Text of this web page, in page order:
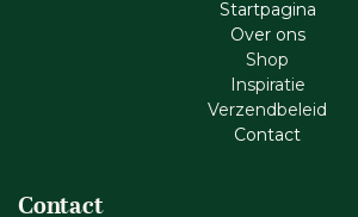
Startpagina
Ove​r​ ons
Shop
Inspiratie
Verzendbeleid
Cont​act
Contact